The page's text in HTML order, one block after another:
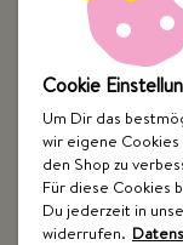
Top Kategorien
Just Spices
Cookie
Um Dir das
wir eigene
den Shop zu
Für diese Cookies
Du jederzeit in
widerrufen.